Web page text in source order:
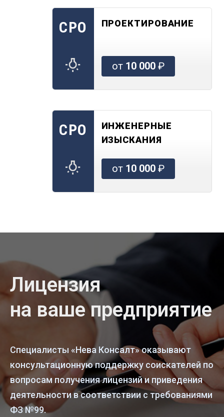
СРО ПРОЕКТИРОВАНИЕ
от 10 000₽
СРО
ИНЖЕНЕРНЫЕ
ИЗЫСКАНИЯ
от 10 000₽
Лицензия
на ваше предприятие
Специалисты «Нева Консалт» оказывают
консультационную поддержку соискателей по
вопросам получения лицензий и приведения
деятельности в соответствии с требованиями
ФЗ №99.